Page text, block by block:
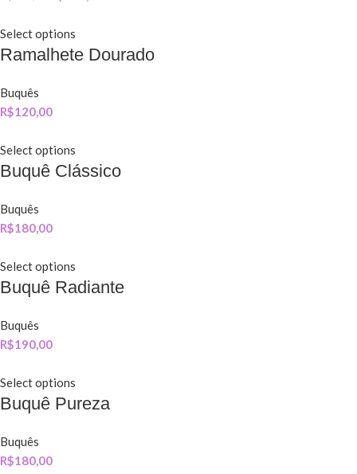
Select options
Ramalhete Dourado
Buquês
R$120,00
Select options
Buquê Clássico
Buquês
R$180,00
Select options
Buquê Radiante
Buquês
R$190,00
Select options
Buquê Pureza
Buquês
R$180,00